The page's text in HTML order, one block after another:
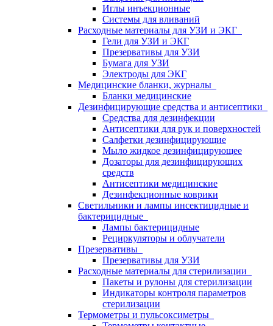
Иглы инъекционные
Системы для вливаний
Расходные материалы для УЗИ и ЭКГ
Гели для УЗИ и ЭКГ
Презервативы для УЗИ
Бумага для УЗИ
Электроды для ЭКГ
Медицинские бланки, журналы
Бланки медицинские
Дезинфицирующие средства и антисептики
Средства для дезинфекции
Антисептики для рук и поверхностей
Салфетки дезинфицирующие
Мыло жидкое дезинфицирующее
Дозаторы для дезинфицирующих
средств
Антисептики медицинские
Дезинфекционные коврики
Светильники и лампы инсектицидные и
бактерицидные
Лампы бактерицидные
Рециркуляторы и облучатели
Презервативы
Презервативы для УЗИ
Расходные материалы для стерилизации
Пакеты и рулоны для стерилизации
Индикаторы контроля параметров
стерилизации
Термометры и пульсоксиметры